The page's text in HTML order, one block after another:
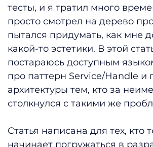
тесты, и я тратил много
просто смотрел на дерево
пытался придумать, как мне
какой-то эстетики. В этой
постараюсь доступным
про паттерн Service/Handle и
архитектуры тем, кто за
столкнулся с такими же
Статья написана для тех, кто
начинает погружаться в